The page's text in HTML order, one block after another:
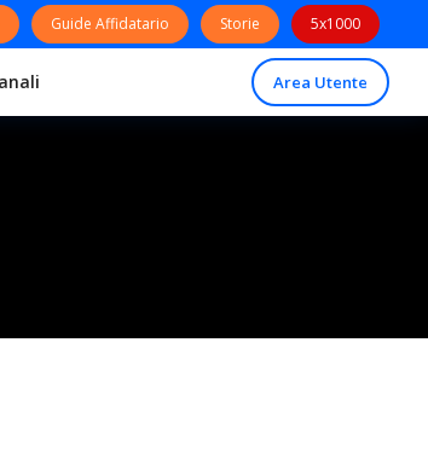
Guide Affidatario Storie 5x1000
Area Utente